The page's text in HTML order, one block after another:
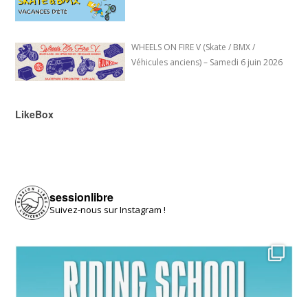
WHEELS ON FIRE V (Skate / BMX /
Véhicules anciens) – Samedi 6 juin 2026
LikeBox
sessionlibre
Suivez-nous sur Instagram !